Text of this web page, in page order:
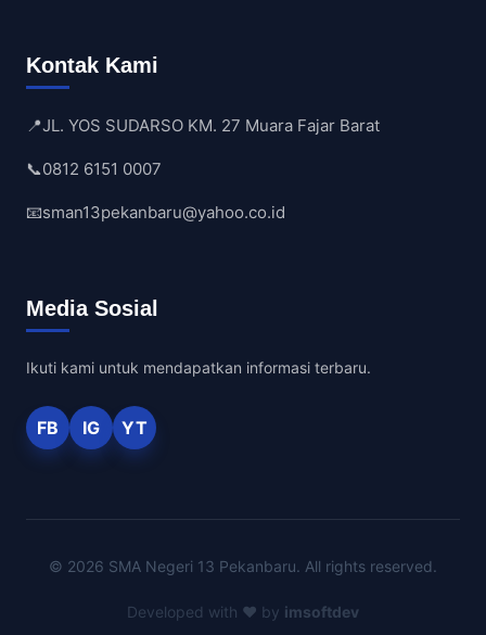
Kontak Kami
📍JL. YOS SUDARSO KM. 27 Muara Fajar Barat
📞0812 6151 0007
📧sman13pekanbaru@yahoo.co.id
Media Sosial
Ikuti kami untuk mendapatkan informasi terbaru.
FB IG YT
© 2026 SMA Negeri 13 Pekanbaru. All rights reserved.
Developed with ❤️ by imsoftdev